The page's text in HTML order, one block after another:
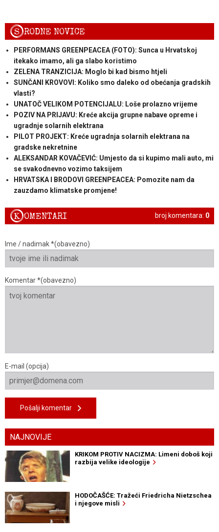
SRODNE NOVICE
PERFORMANS GREENPEACEA (FOTO): Sunca u Hrvatskoj
itekako imamo, ali ga slabo koristimo
ZELENA TRANZICIJA: Moglo bi kad bismo htjeli
SUNČANI KROVOVI: Koliko smo daleko od obećanja gradskih
vlasti?
UNATOČ VELIKOM POTENCIJALU: Loše prolazno vrijeme
POZIV NA PRIJAVU: Kreće akcija grupne nabave opreme i
ugradnje solarnih elektrana
PILOT PROJEKT: Kreće ugradnja solarnih elektrana na
gradske nekretnine
ALEKSANDAR KOVAČEVIĆ: Umjesto da si kupimo mali auto, mi
se svakodnevno vozimo taksijem
HRVATSKA I BRODOVI GREENPEACEA: Pomozite nam da
zauzdamo klimatske promjene!
broj komentara: 0
KOMENTARI
Ime / nadimak *(obavezno)
Komentar *(obavezno)
E-mail (opcija)
Pošalji komentar
NAJNOVIJE
KRIKOM PROTIV NACIZMA: Limeni doboš koji
razbija velike ideologije
HODOČAŠĆE: Tražeći Friedricha Nietzschea
i njegove misli